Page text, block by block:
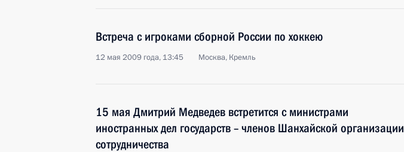
Встреча с игроками сборной России по хоккею
12 мая 2009 года, 13:45 Москва, Кремль
15 мая Дмитрий Медведев встретится с министрами
иностранных дел государств – членов Шанхайской организации
сотрудничества